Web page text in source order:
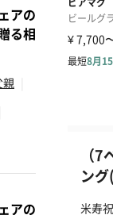
アの
る相
親
アの
（
ン
米寿